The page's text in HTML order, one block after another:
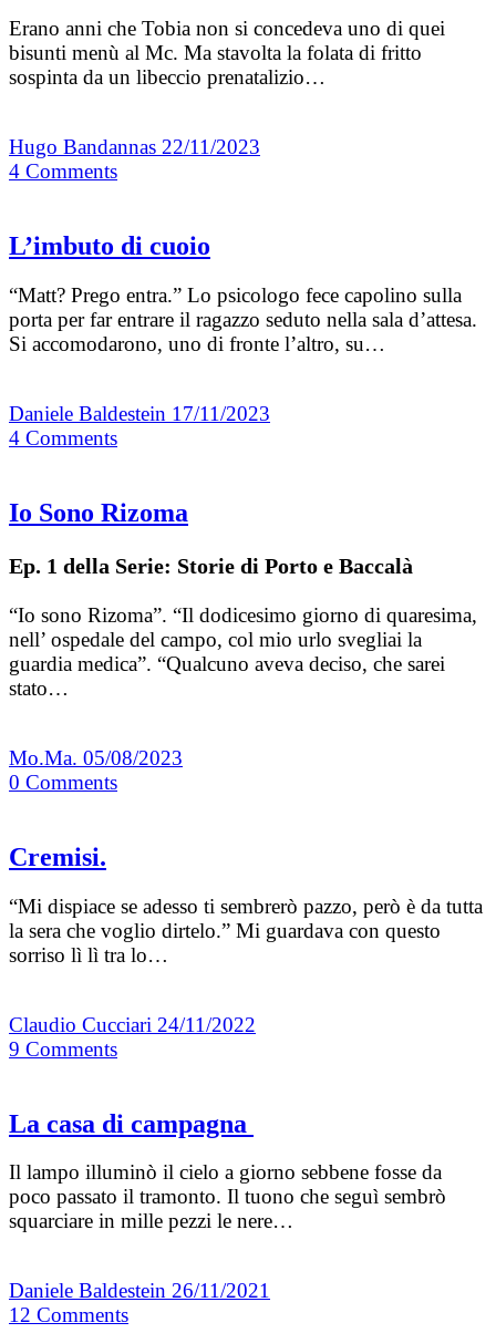
Erano anni che Tobia non si concedeva uno di quei
bisunti menù al Mc. Ma stavolta la folata di fritto
sospinta da un libeccio prenatalizio…
Hugo Bandannas 22/11/2023
4 Comments
L’imbuto di cuoio
“Matt? Prego entra.” Lo psicologo fece capolino sulla
porta per far entrare il ragazzo seduto nella sala d’attesa.
Si accomodarono, uno di fronte l’altro, su…
Daniele Baldestein 17/11/2023
4 Comments
Io Sono Rizoma
Ep. 1 della Serie: Storie di Porto e Baccalà
“Io sono Rizoma”. “Il dodicesimo giorno di quaresima,
nell’ ospedale del campo, col mio urlo svegliai la
guardia medica”. “Qualcuno aveva deciso, che sarei
stato…
Mo.Ma. 05/08/2023
0 Comments
Cremisi.
“Mi dispiace se adesso ti sembrerò pazzo, però è da tutta
la sera che voglio dirtelo.” Mi guardava con questo
sorriso lì lì tra lo…
Claudio Cucciari 24/11/2022
9 Comments
La casa di campagna
Il lampo illuminò il cielo a giorno sebbene fosse da
poco passato il tramonto. Il tuono che seguì sembrò
squarciare in mille pezzi le nere…
Daniele Baldestein 26/11/2021
12 Comments